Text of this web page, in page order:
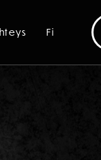
Fi